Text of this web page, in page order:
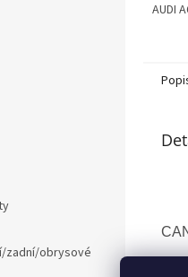
zadní/obrysové
AUDI